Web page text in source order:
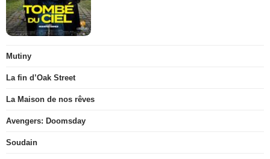
Mutiny
La fin d’Oak Street
La Maison de nos rêves
Avengers: Doomsday
Soudain